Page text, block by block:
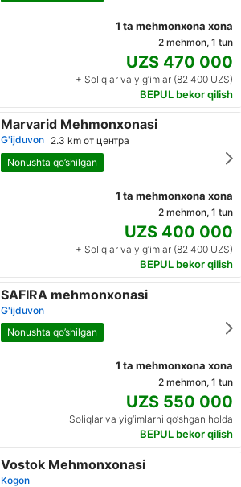
1 ta mehmonxona xona
2 mehmon, 1 tun
UZS 470 000
+ Soliqlar va yig‘imlar (82 400 UZS)
BEPUL bekor qilish
Marvarid Mehmonxonasi
G'ijduvon 2.3 km от центра
Nonushta qo’shilgan
1 ta mehmonxona xona
2 mehmon, 1 tun
UZS 400 000
+ Soliqlar va yig‘imlar (82 400 UZS)
BEPUL bekor qilish
SAFIRA mehmonxonasi
G'ijduvon
Nonushta qo’shilgan
1 ta mehmonxona xona
2 mehmon, 1 tun
UZS 550 000
Soliqlar va yig‘imlarni qo‘shgan holda
BEPUL bekor qilish
Vostok Mehmonxonasi
Kogon